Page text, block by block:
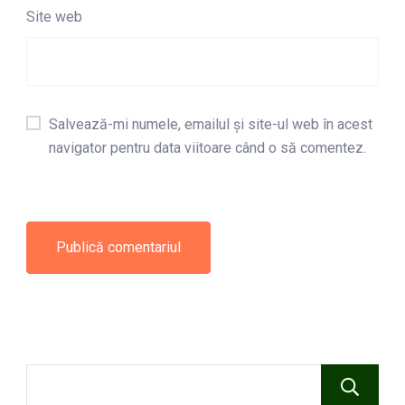
Site web
Salvează-mi numele, emailul și site-ul web în acest
navigator pentru data viitoare când o să comentez.